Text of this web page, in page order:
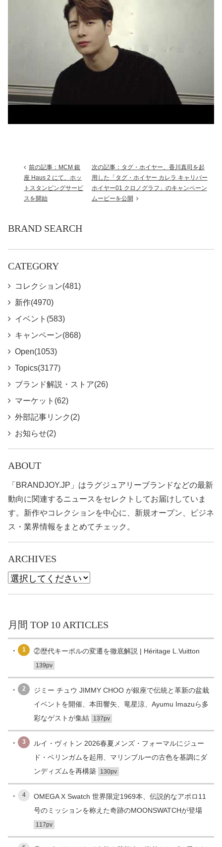
前の記事：MCM 銀
座 Haus 2 にて、ホッ
トスタンピングサービ
スを開始
次の記事：タグ・ホイヤー、香川真司を起
用した「タグ・ホイヤー カレラ キャリバー
ホイヤー01 クロノグラフ」のキャンペーン
ムービーを公開
BRAND SEARCH
CATEGORY
コレクション(481)
新作(4970)
イベント(583)
キャンペーン(868)
Open(1053)
Topics(3177)
ブランド解説・ストア(26)
マーケット(62)
外部記事リンク(2)
お知らせ(2)
ABOUT
「BRANDJOY.JP」はラグジュアリーブランドなどの最新
動向に関連するニュースをセレクトしてお届けしていま
す。新作やコレクションを中心に、新規オープン、ビジネ
ス・業界情報をまとめてチェック。
ARCHIVES
月間 TOP 10 ARTICLES
1 ②歴代キーポルの変遷を徹底解説 | Héritage L.Vuitton
139pv
2
ジミー チュウ JIMMY CHOO が銀座で伝統と革新の盆栽
イベントを開催、本田響矢、竜星涼、Ayumu Imazuら多
彩なゲストが集結
137pv
3
ルイ・ヴィトン 2026春夏メンズ・フォーマルにジュー
ド・ベリンガムを起用、マリンブルーの古色を基調にダ
ンディズムを再構築
130pv
4
OMEGA X Swatch 世界限定1969本、伝説的なアポロ11
号のミッションを称えた奇跡のMOONSWATCHが登場
117pv